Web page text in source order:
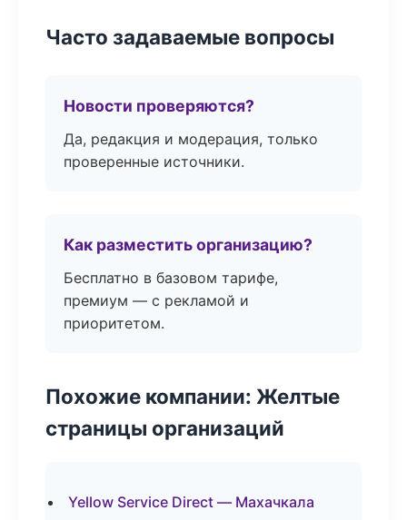
Часто задаваемые вопросы
Новости проверяются?
Да, редакция и модерация, только
проверенные источники.
Как разместить организацию?
Бесплатно в базовом тарифе,
премиум — с рекламой и
приоритетом.
Похожие компании: Желтые
страницы организаций
Yellow Service Direct — Махачкала